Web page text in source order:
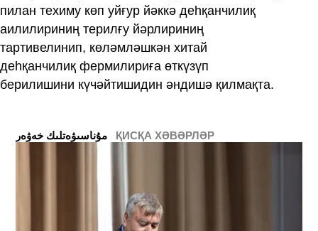
пилан техиму көп уйғур йәккә деһқанчилиқ
аилилириниң терилғу йәрлириниң
тартивелинип, көләмләшкән хитай
деһқанчилиқ фермилириға өткүзүп
берилишини күчәйтишидин әндишә қилмақта.
ҚИСҚА ХӘВӘРЛӘР